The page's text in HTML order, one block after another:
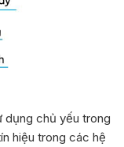
chủ yếu trong
hiệu trong các hệ